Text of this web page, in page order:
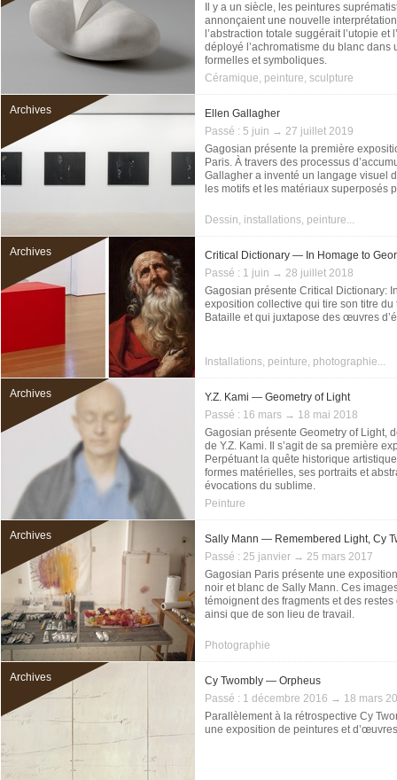
Il y a un siècle, les peintures
annonçaient une nouvelle
l’abstraction totale suggérait l’utopie et
déployé l’achromatisme du blanc
formelles et symboliques.
Céramique, peinture, sculpture
Archives
Ellen Gallagher
Passé : 5 juin → 27 juillet 2019
Gagosian présente la première
Paris. À travers des processus
Gallagher a inventé un langage visuel
les motifs et les matériaux superposés
Dessin, installations, peinture...
Archives
Critical Dictionary — In Homage to
Passé : 1 juin → 28 juillet 2018
Gagosian présente Critical Dictionary:
exposition collective qui tire son titre
Bataille et qui juxtapose des œuvres
Installations, peinture, photographie...
Archives
Y.Z. Kami — Geometry of Light
Passé : 16 mars → 18 mai 2018
Gagosian présente Geometry of Light,
de Y.Z. Kami. Il s’agit de sa première
Perpétuant la quête historique
formes matérielles, ses portraits et
évocations du sublime.
Peinture
Archives
Sally Mann — Remembered Light, Cy
Passé : 25 janvier → 25 mars 2017
Gagosian Paris présente une
noir et blanc de Sally Mann. Ces
témoignent des fragments et des
ainsi que de son lieu de travail.
Photographie
Archives
Cy Twombly — Orpheus
Passé : 1 décembre 2016 → 18 mars
Parallèlement à la rétrospective Cy
une exposition de peintures et